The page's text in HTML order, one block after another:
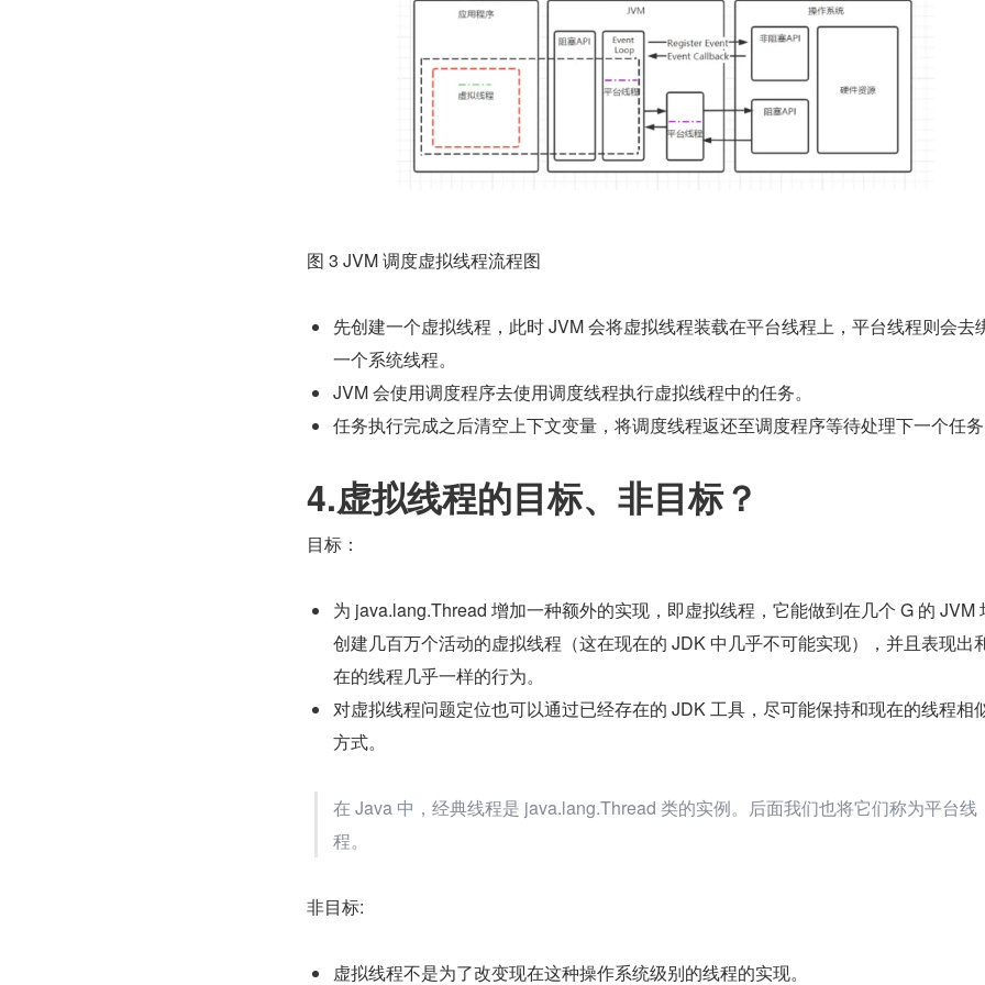
图 3 JVM 调度虚拟线程流程图
先创建一个虚拟线程，此时 JVM 会将虚拟线程装载在平台线程上，平台线程则会去
一个系统线程。
JVM 会使用调度程序去使用调度线程执行虚拟线程中的任务。
任务执行完成之后清空上下文变量，将调度线程返还至调度程序等待处理下一个任
4.虚拟线程的目标、非目标？
目标：
为 java.lang.Thread 增加一种额外的实现，即虚拟线程，它能做到在几个 G 的 JVM
创建几百万个活动的虚拟线程（这在现在的 JDK 中几乎不可能实现），并且表现出
在的线程几乎一样的行为。
对虚拟线程问题定位也可以通过已经存在的 JDK 工具，尽可能保持和现在的线程相
方式。
在 Java 中，经典线程是 java.lang.Thread 类的实例。后面我们也将它们称为平台线
程。
非目标:
虚拟线程不是为了改变现在这种操作系统级别的线程的实现。